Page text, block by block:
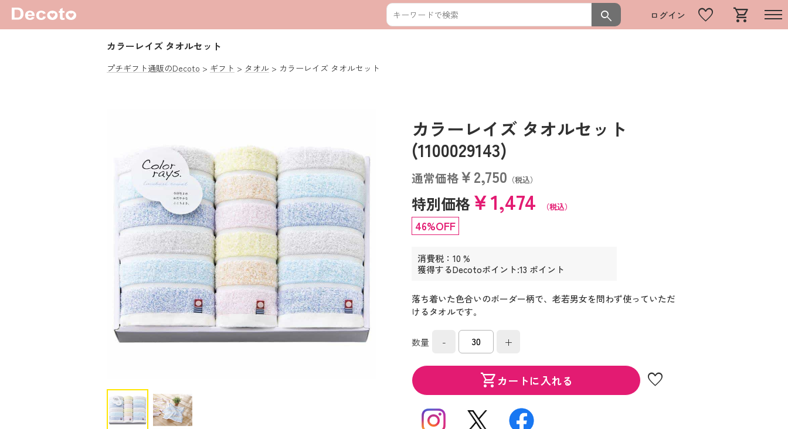
search ログイン favorite shopping_cart
カラーレイズ タオルセット
プチギフト通販のDecoto ギフト タオル カラーレイズ タオルセット
カラーレイズ タオルセット
(1100029143)
通常価格￥2,750 （税込）
特別価格￥1,474 （税込）
46%OFF
消費税：10 %
獲得するDecotoポイント:13 ポイント
落ち着いた色合いのボーダー柄で、老若男女を問わず使っていただ
けるタオルです。
数量 - +
shopping_cartカートに入れる favorite